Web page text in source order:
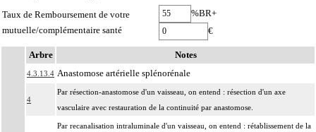
Taux de Remboursement de votre
mutuelle/complémentaire santé
%BR+
€
Arbre Notes
4.3.13.4 Anastomose artérielle splénorénale
4
Par résection-anastomose d'un vaisseau, on entend : résection d'un axe
vasculaire avec restauration de la continuité par anastomose.
Par recanalisation intraluminale d'un vaisseau, on entend : rétablissement de la